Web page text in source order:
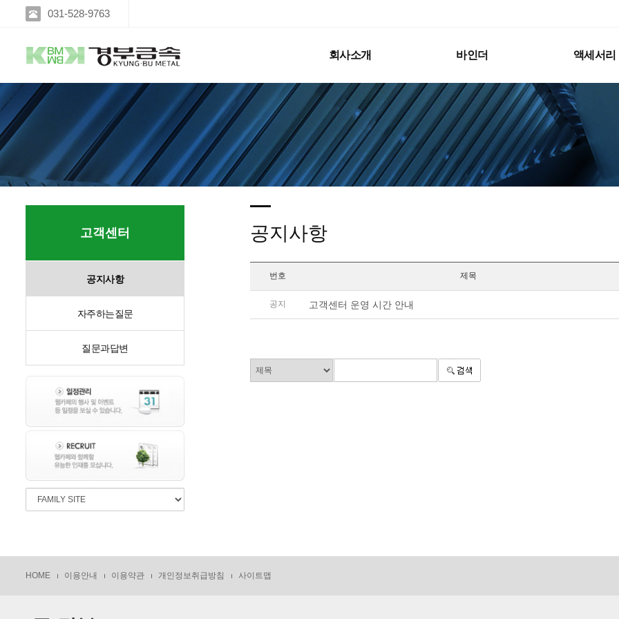
031-528-9763
회사소개 바인더 액세서리
고객센터
공지사항
자주하는질문
질문과답변
공지사항
번호 제목
공지 고객센터 운영 시간 안내
HOME 이용안내 이용약관 개인정보취급방침 사이트맵